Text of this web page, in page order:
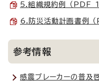
5.組織規約例 （PDF
6.防災活動計画書例
参考情報
感震ブレーカーの普及